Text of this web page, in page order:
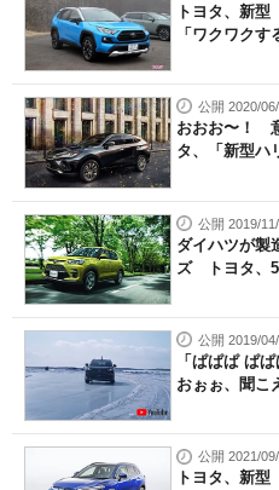
トヨタ、新
「ワクワク
公開 2020/
おおお〜！
タ、「新型
公開 2019/
ダイハツが製
ズ トヨタ、5
公開 2019/
「ぱぱぱ ぱ
おぉぉ、聞
公開 2021/
トヨタ、新